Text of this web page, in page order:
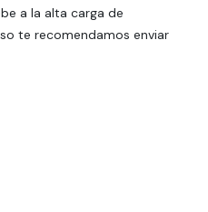
a la alta carga de
te recomendamos enviar